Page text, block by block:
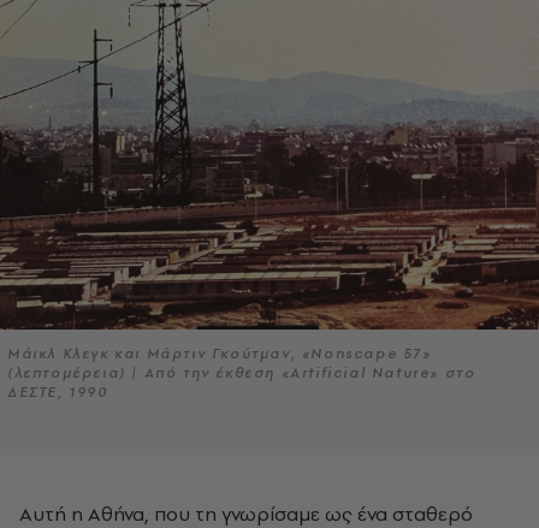
Μάικλ Κλεγκ και Μάρτιν Γκούτμαν, «Nonscape 57»
(λεπτομέρεια) | Από την έκθεση «Artificial Nature» στο
ΔΕΣΤΕ, 1990
Αυτή η Αθήνα, που τη γνωρίσαμε ως ένα σταθερό